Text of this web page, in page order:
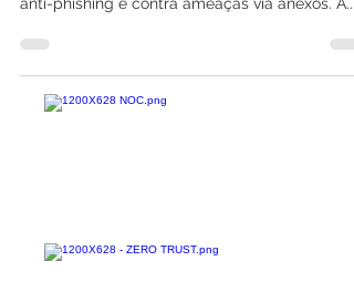
O OPSWAT MetaDefender Email Gateway
Security possui proteções avançadas anti-